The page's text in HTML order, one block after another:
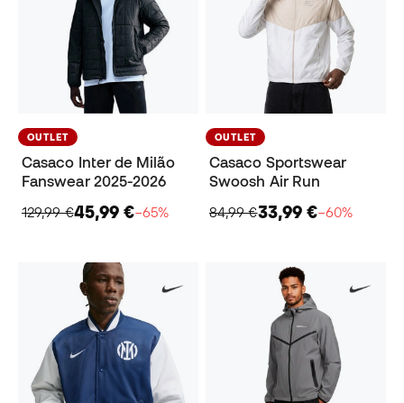
OUTLET
Casaco Inter de Milão
Fanswear 2025-2026
129,99 €45,99 €−65%
OUTLET
Casaco Sportswear
Swoosh Air Run
84,99 €33,99 €−60%